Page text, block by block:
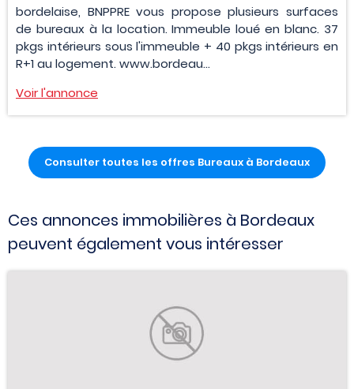
bordelaise, BNPPRE vous propose plusieurs surfaces
de bureaux à la location. Immeuble loué en blanc. 37
pkgs intérieurs sous l'immeuble + 40 pkgs intérieurs en
R+1 au logement. www.bordeau...
Voir l'annonce
Consulter toutes les offres Bureaux à Bordeaux
Ces annonces immobilières à Bordeaux
peuvent également vous intéresser